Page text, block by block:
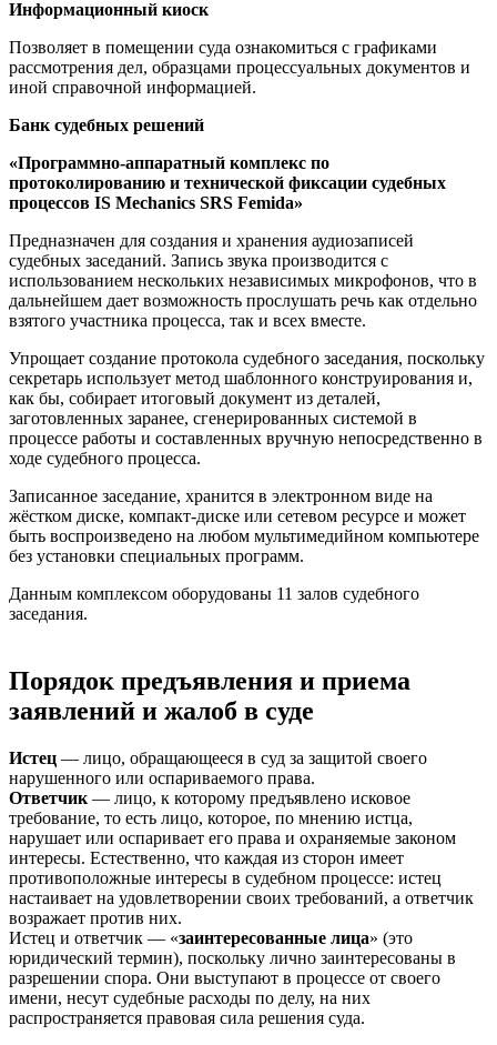
Информационный киоск
Позволяет в помещении суда ознакомиться с графиками
рассмотрения дел, образцами процессуальных документов и
иной справочной информацией.
Банк судебных решений
«Программно-аппаратный комплекс по
протоколированию и технической фиксации судебных
процессов IS Mechanics SRS Femida»
Предназначен для создания и хранения аудиозаписей
судебных заседаний. Запись звука производится с
использованием нескольких независимых микрофонов, что в
дальнейшем дает возможность прослушать речь как отдельно
взятого участника процесса, так и всех вместе.
Упрощает создание протокола судебного заседания, поскольку
секретарь использует метод шаблонного конструирования и,
как бы, собирает итоговый документ из деталей,
заготовленных заранее, сгенерированных системой в
процессе работы и составленных вручную непосредственно в
ходе судебного процесса.
Записанное заседание, хранится в электронном виде на
жёстком диске, компакт-диске или сетевом ресурсе и может
быть воспроизведено на любом мультимедийном компьютере
без установки специальных программ.
Данным комплексом оборудованы 11 залов судебного
заседания.
Порядок предъявления и приема
заявлений и жалоб в суде
Истец — лицо, обращающееся в суд за защитой своего
нарушенного или оспариваемого права.
Ответчик — лицо, к которому предъявлено исковое
требование, то есть лицо, которое, по мнению истца,
нарушает или оспаривает его права и охраняемые законом
интересы. Естественно, что каждая из сторон имеет
противоположные интересы в судебном процессе: истец
настаивает на удовлетворении своих требований, а ответчик
возражает против них.
Истец и ответчик — «заинтересованные лица» (это
юридический термин), поскольку лично заинтересованы в
разрешении спора. Они выступают в процессе от своего
имени, несут судебные расходы по делу, на них
распространяется правовая сила решения суда.